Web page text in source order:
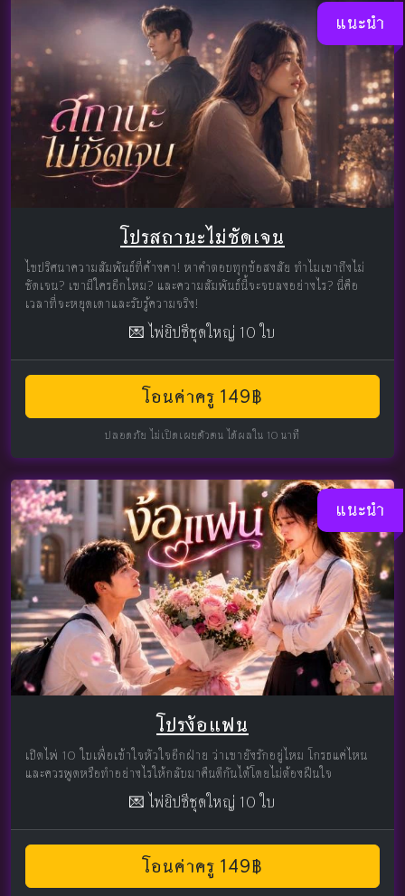
แนะนำ
โปรสถานะไม่ชัดเจน
ไขปริศนาความสัมพันธ์ที่ค้างคา! หาคำตอบทุกข้อสงสัย ทำไมเขาถึงไม่
ชัดเจน? เขามีใครอีกไหม? และความสัมพันธ์นี้จะจบลงอย่างไร? นี่คือ
เวลาที่จะหยุดเดาและรับรู้ความจริง!
💌 ไพ่ยิปซีชุดใหญ่ 10 ใบ
โอนค่าครู 149฿
ปลอดภัย ไม่เปิดเผยตัวตน ได้ผลใน 10 นาที
แนะนำ
โปรง้อแฟน
เปิดไพ่ 10 ใบเพื่อเข้าใจหัวใจอีกฝ่าย ว่าเขายังรักอยู่ไหม โกรธแค่ไหน
และควรพูดหรือทำอย่างไรให้กลับมาคืนดีกันได้โดยไม่ต้องฝืนใจ
💌 ไพ่ยิปซีชุดใหญ่ 10 ใบ
โอนค่าครู 149฿